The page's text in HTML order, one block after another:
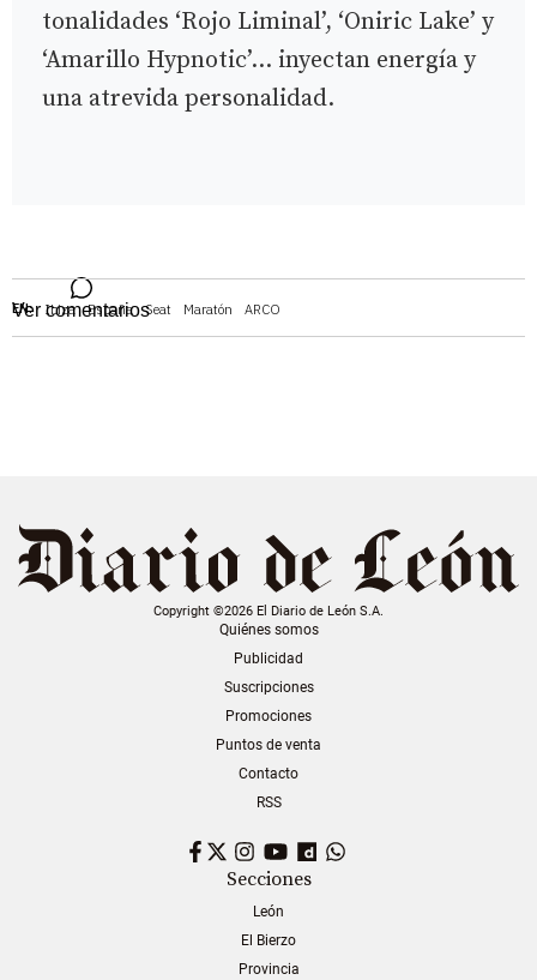
EN: Ibiza España Seat Maratón ARCO
tonalidades ‘Rojo Liminal’, ‘Oniric Lake’ y
‘Amarillo Hypnotic’… inyectan energía y
una atrevida personalidad.
Ver comentarios
Copyright ©2026 El Diario de León S.A.
Quiénes somos
Publicidad
Suscripciones
Promociones
Puntos de venta
Contacto
RSS
Facebook
TwitterInstagram
YouTubeDailymotion
Secciones
León
El Bierzo
Provincia